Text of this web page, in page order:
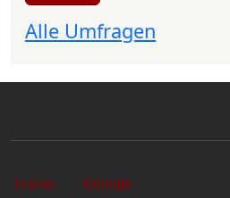
Alle Umfragen
Sekundärlinks
Home Kontakt